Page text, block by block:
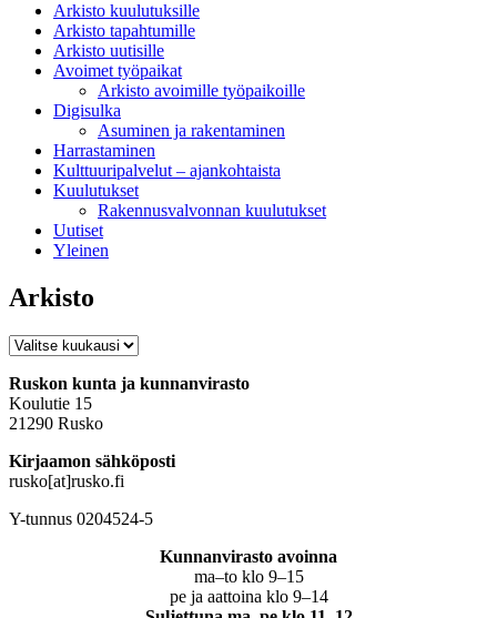
Arkisto kuulutuksille
Arkisto tapahtumille
Arkisto uutisille
Avoimet työpaikat
Arkisto avoimille työpaikoille
Digisulka
Asuminen ja rakentaminen
Harrastaminen
Kulttuuripalvelut – ajankohtaista
Kuulutukset
Rakennusvalvonnan kuulutukset
Uutiset
Yleinen
Arkisto
Arkisto
Ruskon kunta ja kunnanvirasto
Koulutie 15
21290 Rusko
Kirjaamon sähköposti
rusko[at]rusko.fi
Y-tunnus 0204524-5
Kunnanvirasto avoinna
ma–to klo 9–15
pe ja aattoina klo 9–14